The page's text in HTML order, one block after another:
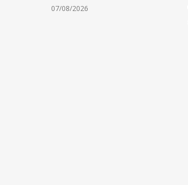
07/08/2026